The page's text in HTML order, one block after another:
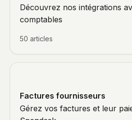
Découvrez nos intégrations
comptables
50 articles
Factures fournisseurs
Gérez vos factures et leur